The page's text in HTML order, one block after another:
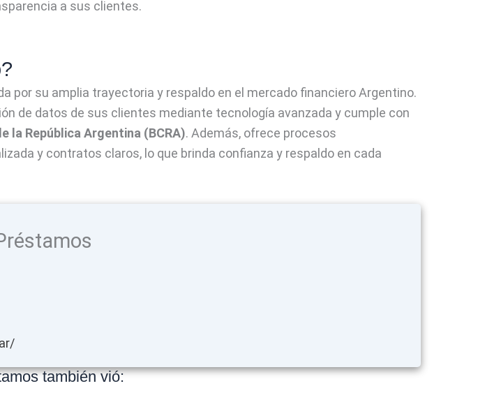
a sus clientes.
por su amplia trayectoria y respaldo en el mercado financiero Argentino.
de datos de sus clientes mediante tecnología avanzada y cumple con
la República Argentina (BCRA). Además, ofrece procesos
y contratos claros, lo que brinda confianza y respaldo en cada
también vió: